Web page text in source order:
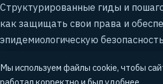
Структурированные гиды и
как защищать свои права и
эпидемиологическую
Мы используем файлы cookie, чтобы